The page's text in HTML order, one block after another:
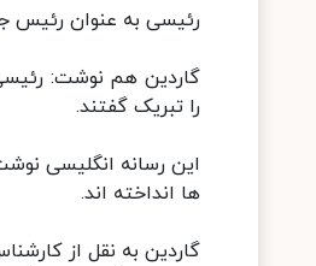
رئیسی به عنوان رئیس
گاردین هم نوشت:
را تبریک گفتند.
ها انداخته اند.
گاردین به نقل از